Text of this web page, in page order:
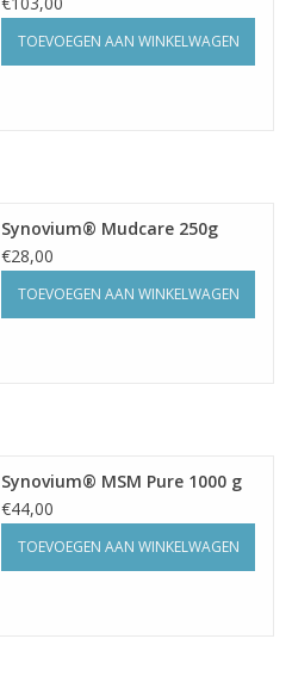
TOEVOEGEN AAN WINKELWAGEN
Synovium® Mudcare 250g
€28,00
TOEVOEGEN AAN WINKELWAGEN
Synovium® MSM Pure 1000 g
€44,00
TOEVOEGEN AAN WINKELWAGEN